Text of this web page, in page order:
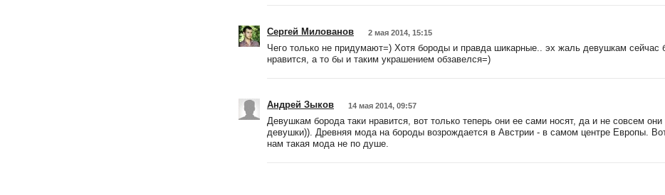
Сергей Милованов 2 мая 2014, 15:15
Чего только не придумают=) Хотя бороды и правда шикарные.. эх жаль девушкам сейчас
нравится, а то бы и таким украшением обзавелся=)
Андрей Зыков 14 мая 2014, 09:57
Девушкам борода таки нравится, вот только теперь они ее сами носят, да и не совсем они
девушки)). Древняя мода на бороды возрождается в Австрии - в самом центре Европы.
нам такая мода не по душе.